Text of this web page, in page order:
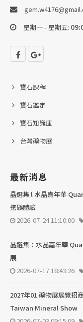
星期一 - 星期五:
寶石課程
寶石鑑定
寶石知識庫
台灣礦物展
最新消息
晶選集 l 水晶嘉年華
挖礦體驗
2026-07-24 11:10:00
晶選集：水晶嘉年華
展
2026-07-17 18:43:26
2027年01 礦物展展覽
Taiwan Mineral Show